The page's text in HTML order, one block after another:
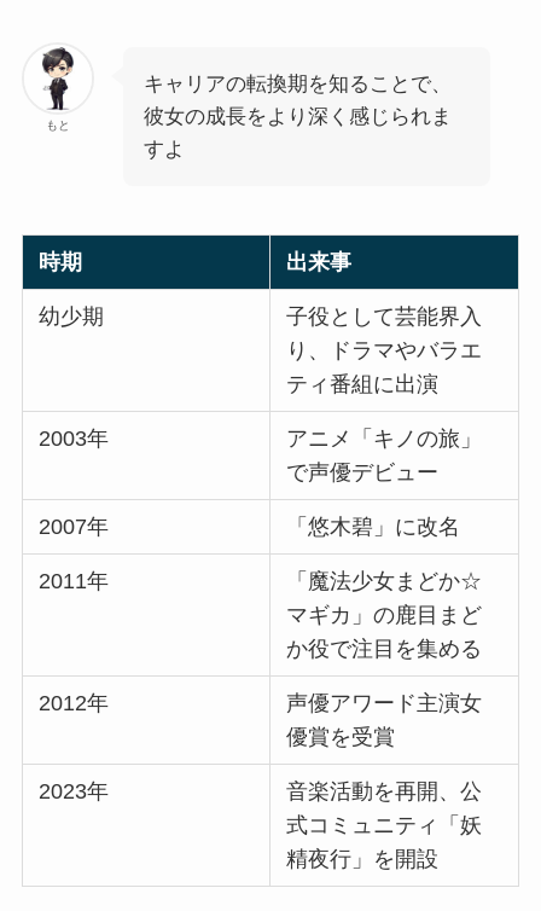
もと
キャリアの転換期を知ることで、
彼女の成長をより深く感じられま
すよ
時期 出来事
幼少期
子役として芸能界入
り、ドラマやバラエ
ティ番組に出演
2003年
アニメ「キノの旅」
で声優デビュー
2007年 「悠木碧」に改名
2011年
「魔法少女まどか☆
マギカ」の鹿目まど
か役で注目を集める
2012年
声優アワード主演女
優賞を受賞
2023年
音楽活動を再開、公
式コミュニティ「妖
精夜行」を開設